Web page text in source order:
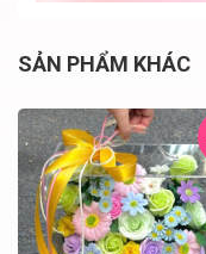
SẢN PHẨM KHÁC